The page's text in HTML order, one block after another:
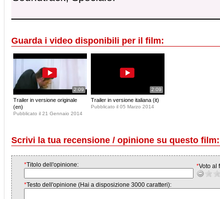
Guarda i video disponibili per il film:
2:09
Trailer in versione originale
(en)
Pubblicato il 21 Gennaio 2014
2:09
Trailer in versione italiana (it)
Pubblicato il 05 Marzo 2014
Scrivi la tua recensione / opinione su questo
*Titolo dell'opinione: *Voto al
*Testo dell'opinione (Hai a disposizione 3000 caratteri):